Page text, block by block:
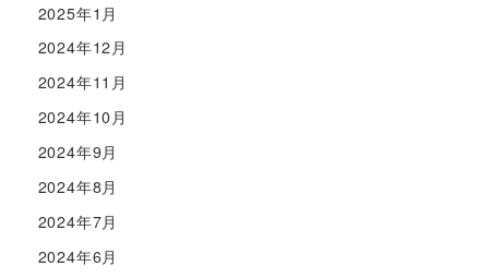
2025年1月
2024年12月
2024年11月
2024年10月
2024年9月
2024年8月
2024年7月
2024年6月